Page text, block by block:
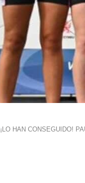
¡LO HAN CONSEGUIDO!